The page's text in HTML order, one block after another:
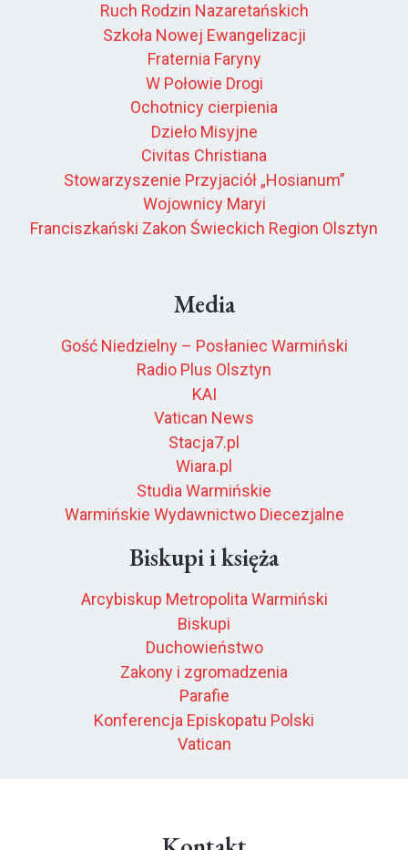
Ruch Rodzin Nazaretańskich
Szkoła Nowej Ewangelizacji
Fraternia Faryny
W Połowie Drogi
Ochotnicy cierpienia
Dzieło Misyjne
Civitas Christiana
Stowarzyszenie Przyjaciół „Hosianum”
Wojownicy Maryi
Franciszkański Zakon Świeckich Region Olsztyn
Media
Gość Niedzielny – Posłaniec Warmiński
Radio Plus Olsztyn
KAI
Vatican News
Stacja7.pl
Wiara.pl
Studia Warmińskie
Warmińskie Wydawnictwo Diecezjalne
Biskupi i księża
Arcybiskup Metropolita Warmiński
Biskupi
Duchowieństwo
Zakony i zgromadzenia
Parafie
Konferencja Episkopatu Polski
Vatican